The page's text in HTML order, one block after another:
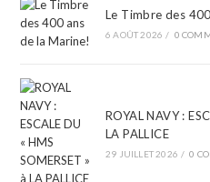
Le Timbre des
6 AOÛT 2026 / 0
ROYAL NAVY :
LA PALLICE
29 JUILLET 2026 / 0